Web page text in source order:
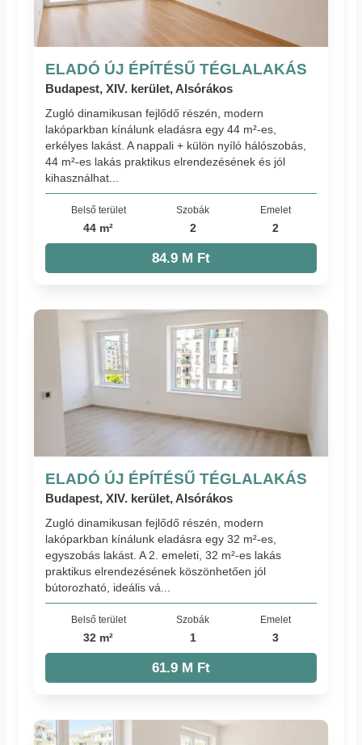
ELADÓ ÚJ ÉPÍTÉSŰ TÉGLALAKÁS
Budapest, XIV. kerület, Alsórákos
Zugló dinamikusan fejlődő részén, modern
lakóparkban kínálunk eladásra egy 44 m²-es,
erkélyes lakást. A nappali + külön nyíló hálószobás,
44 m²-es lakás praktikus elrendezésének és jól
kihasználhat...
Belső terület
44 m²
Szobák
2
Emelet
2
84.9 M Ft
ELADÓ ÚJ ÉPÍTÉSŰ TÉGLALAKÁS
Budapest, XIV. kerület, Alsórákos
Zugló dinamikusan fejlődő részén, modern
lakóparkban kínálunk eladásra egy 32 m²-es,
egyszobás lakást. A 2. emeleti, 32 m²-es lakás
praktikus elrendezésének köszönhetően jól
bútorozható, ideális vá...
Belső terület
32 m²
Szobák
1
Emelet
3
61.9 M Ft